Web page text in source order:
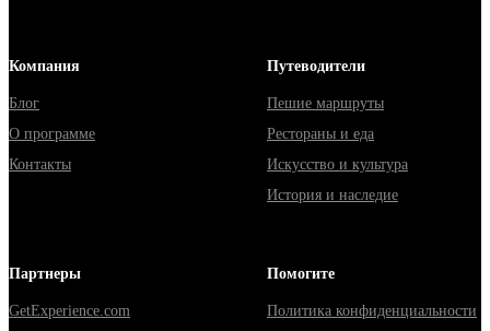
Компания
Блог
О программе
Контакты
Путеводители
Пешие маршруты
Рестораны и еда
Искусство и культура
История и наследие
Партнеры
GetExperience.com
Помогите
Политика конфиденциальности